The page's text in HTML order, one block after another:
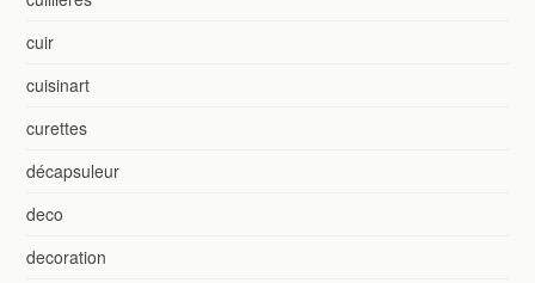
cuir
cuisinart
curettes
décapsuleur
deco
decoration